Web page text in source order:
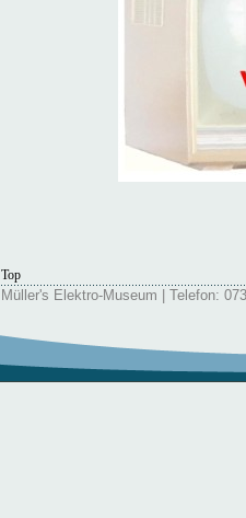
Top
Müller's Elektro-Museum | Telefon: